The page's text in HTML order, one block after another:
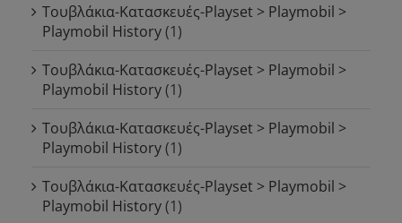
Τουβλάκια-Κατασκευές-Playset > Playmobil >
Playmobil History(1)
Τουβλάκια-Κατασκευές-Playset > Playmobil >
Playmobil History(1)
Τουβλάκια-Κατασκευές-Playset > Playmobil >
Playmobil History(1)
Τουβλάκια-Κατασκευές-Playset > Playmobil >
Playmobil History(1)